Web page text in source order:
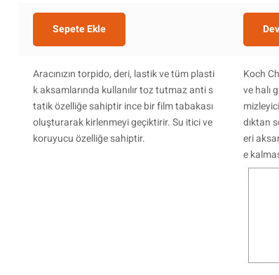
Sepete Ekle
Aracınızın torpido, deri, lastik ve tüm plasti
k aksamlarında kullanılır toz tutmaz anti s
tatik özelliğe sahiptir ince bir film tabakası
oluşturarak kirlenmeyi geçiktirir. Su itici ve
koruyucu özelliğe sahiptir.
Koch
ve halı
dıktan
eri
e